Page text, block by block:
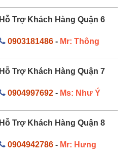
Hỗ Trợ Khách Hàng Quận 6
0903181486 - Mr: Thông
Hỗ Trợ Khách Hàng Quận 7
0904997692 - Ms: Như Ý
Hỗ Trợ Khách Hàng Quận 8
0904942786 - Mr: Hưng